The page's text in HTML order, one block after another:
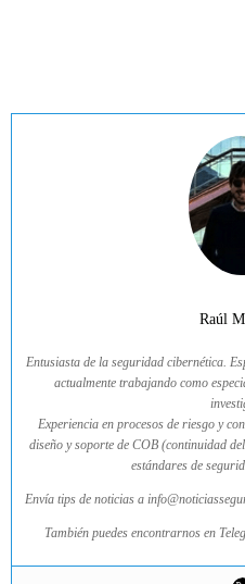
Raúl
Entusiasta de la seguridad cibernética.
actualmente trabajando como
Experiencia en procesos de riesgo y
diseño y soporte de COB (continuidad
estándares de
Envía tips de noticias a
También puedes encontrarnos en